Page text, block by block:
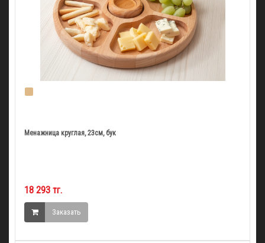
Менажница круглая, 23см, бук
18 293 тг.
Заказать